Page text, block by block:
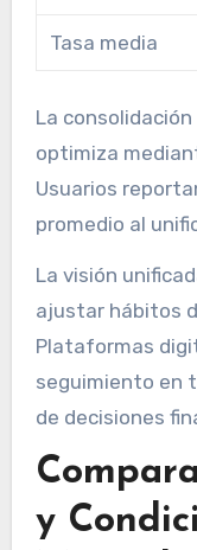
Tasa media
La consolidación
optimiza
Usuarios
promedio al
La visión
ajustar hábitos
Plataformas
seguimiento en
de decisiones
y